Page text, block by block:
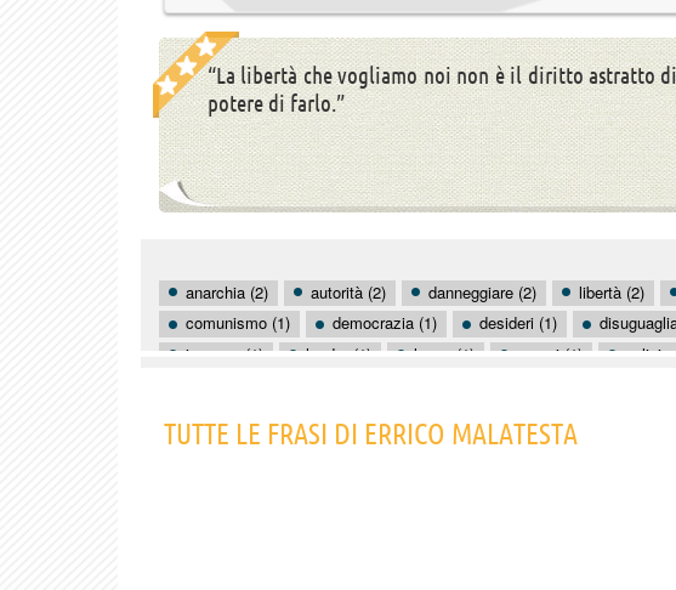
“La libertà che vogliamo noi non è il diritto astratto
potere di farlo.”
anarchia (2) autorità (2) danneggiare (2) libertà (2)
comunismo (1)
democrazia (1) desideri (1)
inganno (1)
leader (1) legge (1) operai (1) polizia
TUTTE LE FRASI DI ERRICO MALATESTA